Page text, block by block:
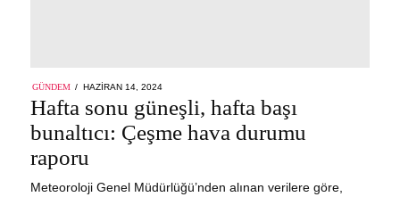
GÜNDEM
POSTED
HAZIRAN 14, 2024
Hafta sonu güneşli, hafta başı
bunaltıcı: Çeşme hava durumu
raporu
Meteoroloji Genel Müdürlüğü’nden alınan verilere göre,